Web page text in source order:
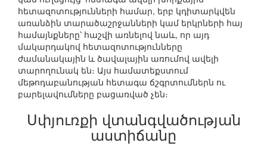
հետազոտությունների համար, երբ կդիտարկվեն
առանձին տարածաշրջանների կամ երկրների հայ
համայնքները՝ հաշվի առնելով նաև, որ այդ
մակարդակով հետազոտությունները
ժամանակային և ծավալային առումով ավելի
տարողունակ են։ Այս համատեքստում
մեթոդաբանության հետագա ճշգրտումներն ու
բարելավումները բացառված չեն։
Սփյուռքի վտանգվածության
աստիճանը